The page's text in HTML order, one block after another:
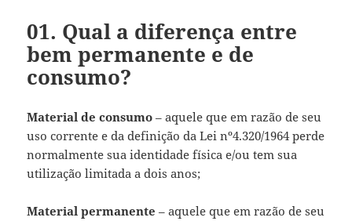
01. Qual a diferença entre
bem permanente e de
consumo?
Material de consumo– aquele que em razão de seu
uso corrente e da definição da Lei nº4.320/1964 perde
normalmente sua identidade física e/ou tem sua
utilização limitada a dois anos;
Material permanente– aquele que em razão de seu